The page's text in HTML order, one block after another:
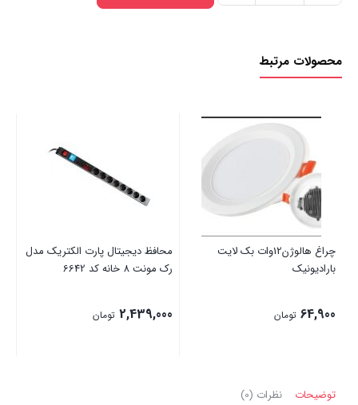
پارت
محصولات مرتبط
چراغ هالوژن12وات بک لایت
بارادیونیک
64,900 تومان
محافظ دیجیتال پارت الکتریک مدل
رک مونت 8 خانه کد 6642
2,439,000 تومان
توضیحات نظرات (0)